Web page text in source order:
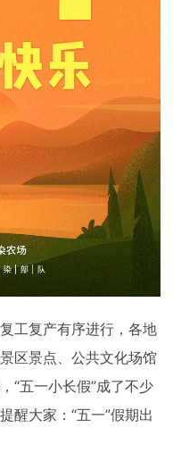
工复产有序进行，各地
区景点、公共文化场馆
“五一小长假”成了不少
醒大家：“五一”假期出